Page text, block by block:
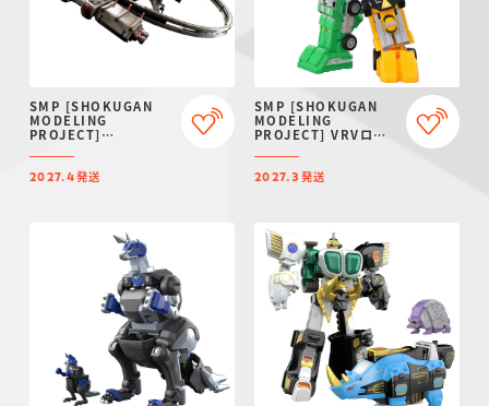
SMP [SHOKUGAN
MODELING
PROJECT]
FIRES OF RUBICON
AAP07:
2027.4発送
SMP [SHOKUGAN
MODELING
PROJECT] VRVロボ
限定】
2027.3 発送